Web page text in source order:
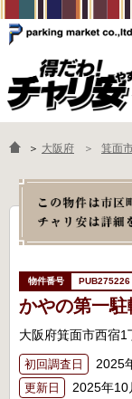
物件一覧
よくあるご質
＞ 大阪府 箕面
PUB275226
かやの第一駐
大阪府箕面市西宿1
初回調査日 2025
更新日 2025年10